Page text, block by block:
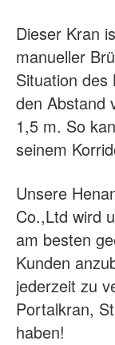
Dieser Kran
manueller
Situation des
den Abstand
1,5 m. So
seinem
Unsere
Co.,Ltd wird
am besten
Kunden
jederzeit zu
Portalkran,
haben!